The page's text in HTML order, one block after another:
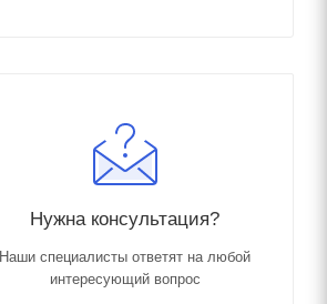
Нужна консультация?
Наши специалисты ответят на любой
интересующий вопрос